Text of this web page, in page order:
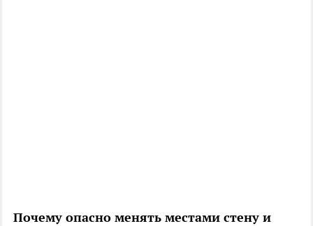
Почему опасно менять местами стену и